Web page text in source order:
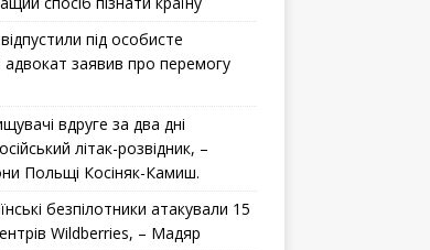
під особисте
адвокат заявив про перемогу
вдруге за два дні
літак-розвідник, –
Польщі Косіняк-Камиш.
безпілотники атакували 15
Wildberries, – Мадяр